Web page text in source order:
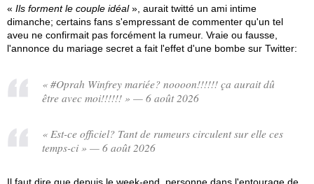
« Ils forment le couple idéal», aurait twitté un ami intime
dimanche; certains fans s'empressant de commenter qu'un tel
aveu ne confirmait pas forcément la rumeur. Vraie ou fausse,
l'annonce du mariage secret a fait l'effet d'une bombe sur Twitter:
« #Oprah Winfrey mariée? noooon!!!!!! ça aurait dû
être avec moi!!!!!! » — 6 août 2026
« Est-ce officiel? Tant de rumeurs circulent sur elle ces
temps-ci » — 6 août 2026